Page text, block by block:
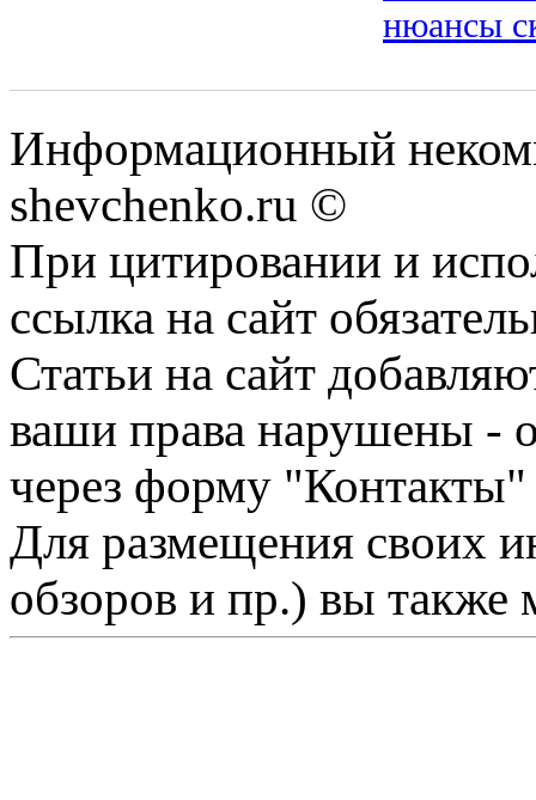
нюансы
Информационный
shevchenko.ru ©
При цитировании и
ссылка на сайт
Статьи на сайт
ваши права нарушены -
через форму "Контакты"
Для размещения своих
обзоров и пр.) вы также